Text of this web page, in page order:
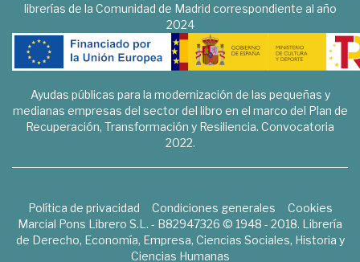
librerías de la Comunidad de Madrid correspondiente al año
2024
Ayudas públicas para la modernización de las pequeñas y
medianas empresas del sector del libro en el marco del Plan de
Recuperación, Transformación y Resiliencia. Convocatoria
2022.
Política de privacidad Condiciones generales
Cookies
Marcial Pons Librero S.L. - B82947326 © 1948 - 2018. Librería
de Derecho, Economía, Empresa, Ciencias Sociales, Historia y
Ciencias Humanas